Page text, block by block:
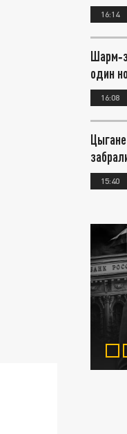
16:14
один
16:08
15:40